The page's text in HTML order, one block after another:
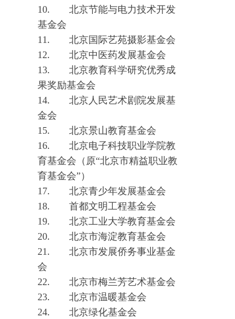
10.
北京节能与电力技术开发
基金会
11.
北京国际艺苑摄影基金会
12.
北京中医药发展基金会
13.
北京教育科学研究优秀成
果奖励基金会
14.
北京 人民艺术剧院发展基
金会
15.
北京景山教育基金会
16.
北京电子科技职业学院教
育基金会（ 原“北京市精益职业教
育基金会”）
17.
北京青少年发展基金会
18.
首都文明工程基金会
19.
北京工业大学教育基金会
20.
北京市海淀教育基金会
21.
北京市发展侨务事业基金
会
22.
北京市梅兰芳艺术基金会
23.
北京市温暖基金会
24.
北京绿化基金会